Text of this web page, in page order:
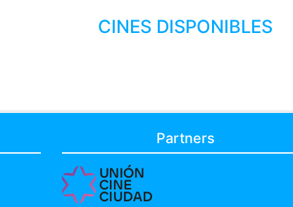
CINES DISPONIBLES
Partners